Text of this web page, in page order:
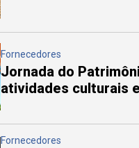
Fornecedores
Jornada do
atividades culturais
Fornecedores